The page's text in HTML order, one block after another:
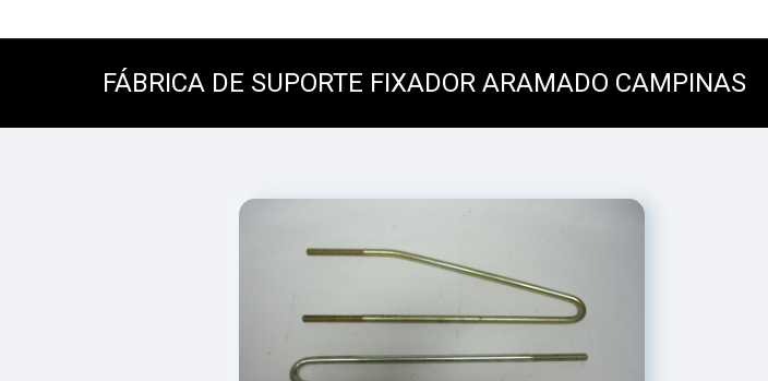
FÁBRICA DE SUPORTE FIXADOR ARAMADO CAMPINAS